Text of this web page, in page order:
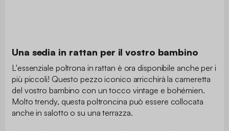
Una sedia in rattan per il vostro bambino
L'essenziale poltrona in rattan è ora disponibile anche per i
più piccoli! Questo pezzo iconico arricchirà la cameretta
del vostro bambino con un tocco vintage e bohémien.
Molto trendy, questa poltroncina può essere collocata
anche in salotto o su una terrazza.